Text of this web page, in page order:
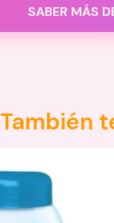
SABER MÁS
También